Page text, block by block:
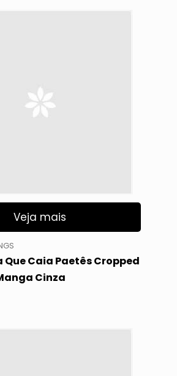
Veja mais
Que Caia Paetês Cropped
Cinza